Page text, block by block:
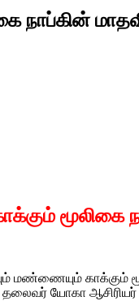
மூலிகை
மண்ணையும் காக்கும்
தலைவர் யோகா